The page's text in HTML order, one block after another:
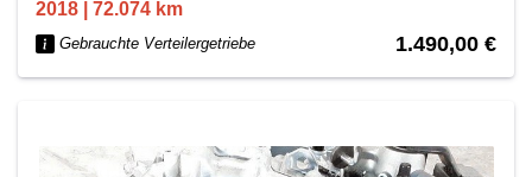
2018 | 72.074 km
Gebrauchte Verteilergetriebe 1.490,00 €